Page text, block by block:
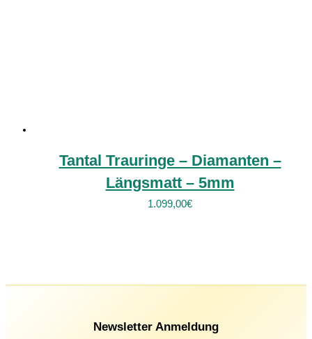
Tantal Trauringe – Diamanten –
Längsmatt – 5mm
1.099,00€
Newsletter Anmeldung